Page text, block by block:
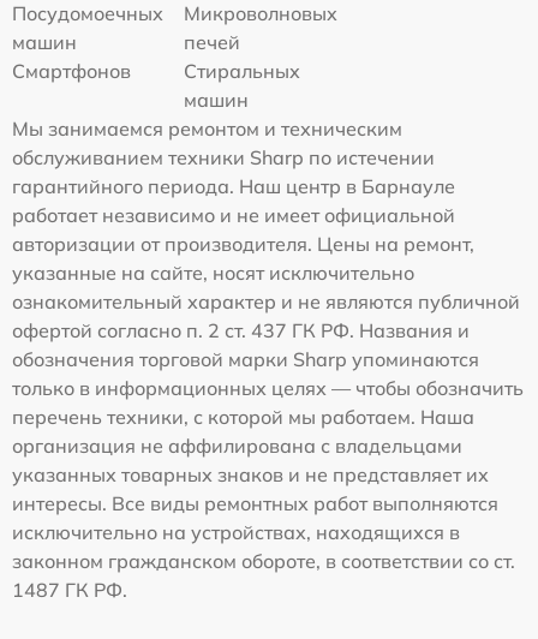
Посудомоечных
машин
Микроволновых
печей
Смартфонов
Стиральных
машин
Мы занимаемся ремонтом и техническим
обслуживанием техники Sharp по истечении
гарантийного периода. Наш центр в Барнауле
работает независимо и не имеет официальной
авторизации от производителя. Цены на ремонт,
указанные на сайте, носят исключительно
ознакомительный характер и не являются публичной
офертой согласно п. 2 ст. 437 ГК РФ. Названия и
обозначения торговой марки Sharp упоминаются
только в информационных целях — чтобы обозначить
перечень техники, с которой мы работаем. Наша
организация не аффилирована с владельцами
указанных товарных знаков и не представляет их
интересы. Все виды ремонтных работ выполняются
исключительно на устройствах, находящихся в
законном гражданском обороте, в соответствии со ст.
1487 ГК РФ.